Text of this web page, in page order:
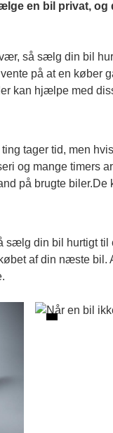
en bil privat, og
så sælg din bil
på at en køber
kan hjælpe med
tager tid, men
og mange timers
på brugte
sælg din bil hurtigt
af din næste bil.